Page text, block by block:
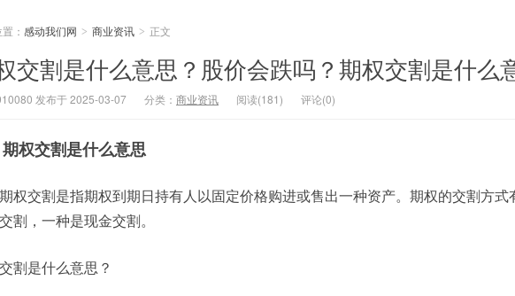
： 感动我们网 > 商业资讯 > 正文
交割是什么意思？股价会跌吗？期权交割是什么
发布于 2025-03-07 分类： 商业资讯 阅读(181) 评论(0)
期权交割是什么意思
期权交割是指期权到期日持有人以固定价格购进或售出一种资产。期权的交割方式
割，一种是现金交割。
割是什么意思？